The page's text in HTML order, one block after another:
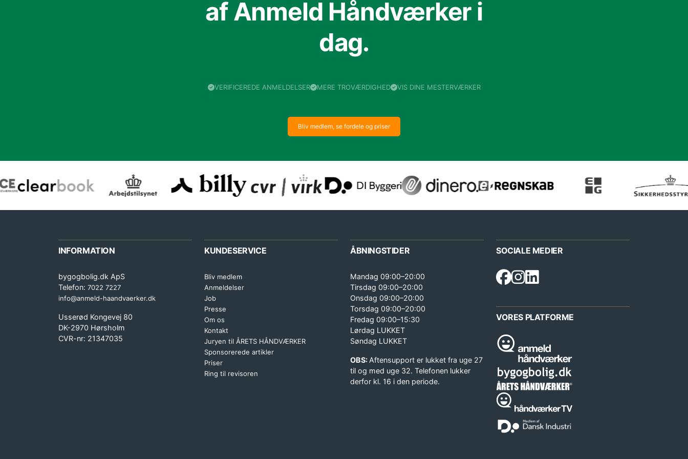
af Anmeld Håndværker i
dag.
VERIFICEREDE ANMELDELSER MERE TROVÆRDIGHED VIS DINE MESTERVÆRKER
Bliv medlem, se fordele og priser
INFORMATION
bygogbolig.dk ApS
Telefon: 7022 7227
info@anmeld-haandvaerker.dk
Usserød Kongevej 80
DK-2970 Hørsholm
CVR-nr: 21347035
KUNDESERVICE
Bliv medlem
Anmeldelser
Job
Presse
Om os
Kontakt
Juryen til ÅRETS HÅNDVÆRKER
Sponsorerede artikler
Priser
Ring til revisoren
ÅBNINGSTIDER
Mandag 09:00–20:00
Tirsdag 09:00–20:00
Onsdag 09:00–20:00
Torsdag 09:00–20:00
Fredag 09:00–15:30
Lørdag LUKKET
Søndag LUKKET
OBS:Aftensupport er lukket fra uge 27
til og med uge 32. Telefonen lukker
derfor kl. 16 i den periode.
SOCIALE MEDIER
VORES PLATFORME